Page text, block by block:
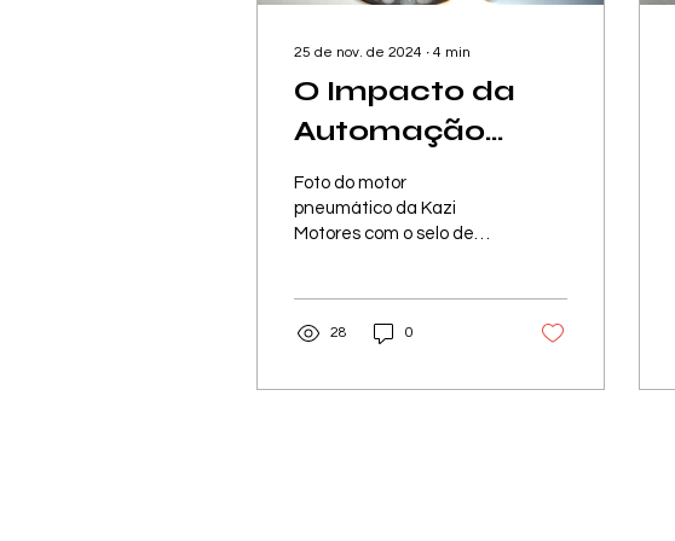
25 de nov. de 2024 ∙ 4 min
O Impacto da
Automação
Industrial na
Indústria 4.0: A
Integração de
Motores
Pneumáticos na
Foto do motor
pneumático da Kazi
Motores com o selo de
28 0